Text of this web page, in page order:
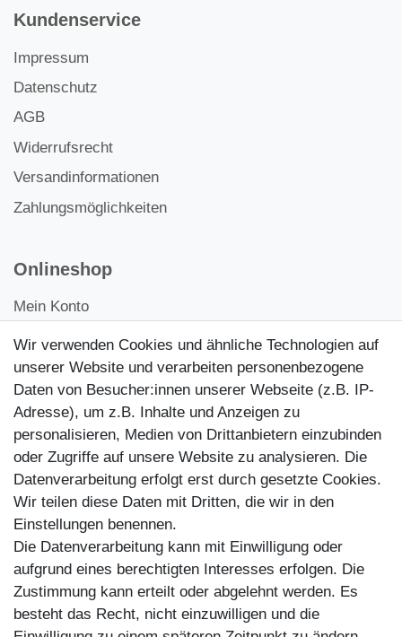
Kundenservice
Impressum
Datenschutz
AGB
Widerrufsrecht
Versandinformationen
Zahlungsmöglichkeiten
Onlineshop
Mein Konto
Kontakt
Kundenretouren
Reparaturservice
Zahlungsarten
Wir verwenden Cookies und ähnliche Technologien auf
unserer Website und verarbeiten personenbezogene
Daten von Besucher:innen unserer Webseite (z.B. IP-
Adresse), um z.B. Inhalte und Anzeigen zu
personalisieren, Medien von Drittanbietern einzubinden
oder Zugriffe auf unsere Website zu analysieren. Die
Datenverarbeitung erfolgt erst durch gesetzte Cookies.
Wir teilen diese Daten mit Dritten, die wir in den
Einstellungen benennen.
Die Datenverarbeitung kann mit Einwilligung oder
aufgrund eines berechtigten Interesses erfolgen. Die
Zustimmung kann erteilt oder abgelehnt werden. Es
besteht das Recht, nicht einzuwilligen und die